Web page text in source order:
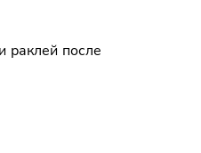
раклей после